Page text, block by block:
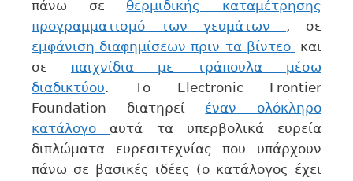
πάνω σε θερμιδικής καταμέτρησης
προγραμματισμό των γευμάτων , σε
εμφάνιση διαφημίσεων πριν τα βίντεο
και
σε παιχνίδια με τράπουλα μέσω
διαδικτύου. Το Electronic Frontier
Foundation διατηρεί έναν ολόκληρο
κατάλογο αυτά τα υπερβολικά ευρεία
διπλώματα ευρεσιτεχνίας που υπάρχουν
πάνω σε βασικές ιδέες (ο κατάλογος έχει